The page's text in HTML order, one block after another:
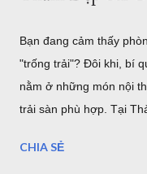
Bạn đang cảm thấy
"trống trải"? Đôi khi, bí
nằm ở những món nội
trải sàn phù hợp. Tại
7 phong cách phối
CHIA SẺ